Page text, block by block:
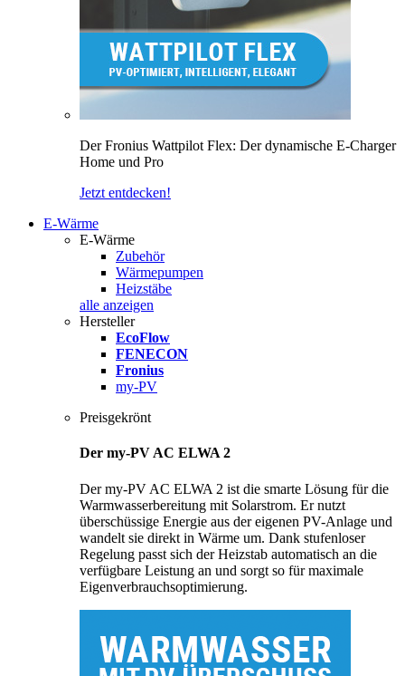
Der Fronius Wattpilot Flex: Der dynamische E-Charger
Home und Pro
Jetzt entdecken!
E-Wärme
E-Wärme
Zubehör
Wärmepumpen
Heizstäbe
alle anzeigen
Hersteller
EcoFlow
FENECON
Fronius
my-PV
Preisgekrönt
Der my-PV AC ELWA 2
Der my-PV AC ELWA 2 ist die smarte Lösung für die
Warmwasserbereitung mit Solarstrom. Er nutzt
überschüssige Energie aus der eigenen PV-Anlage und
wandelt sie direkt in Wärme um. Dank stufenloser
Regelung passt sich der Heizstab automatisch an die
verfügbare Leistung an und sorgt so für maximale
Eigenverbrauchsoptimierung.